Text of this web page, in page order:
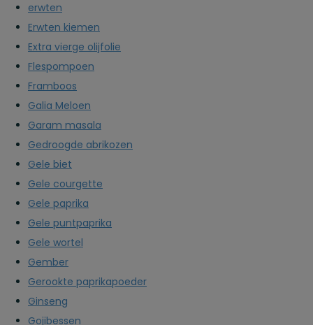
erwten
Erwten kiemen
Extra vierge olijfolie
Flespompoen
Framboos
Galia Meloen
Garam masala
Gedroogde abrikozen
Gele biet
Gele courgette
Gele paprika
Gele puntpaprika
Gele wortel
Gember
Gerookte paprikapoeder
Ginseng
Gojibessen